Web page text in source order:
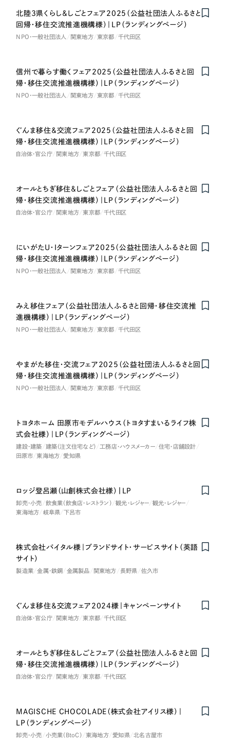
リープ・プロジェクト／マーケティング代行
SEO対策によるアクセス獲得、反響獲得などの"Webマーケティング"から、
ライン領域のマーケティングまでまるっと代行
リープ・リクルーティング／採用業務代行
求人票作成・面接など各種業務代行、採用の仕組み作り支援
カイゼンDX支援
制作実績
Works
制作実績
ブックマークしたサイト
すべて （624件）
コーポレート・企業サイト
ECサイト（オンラインショップ） （43件）
ポータルサイト・メディアサイト
キャンペーン・プロモーションサイト （12件）
ブランディング（ロゴ・印刷物）
お客様インタビュー
リープ・リクルーティング
「採用強化」を目的とした採用業務代行
プライバシーポリシー 情報セキュリティ方針
建設・建築
卸売・小売
医療・福祉
コンサルティング・調査
観光・レジャー
人材紹介・派遣
士業
自治体・官公庁
IT・インターネット
インフラ関連
不動産
物流・運送
人材サービス
色
グレー・黒色
レッド・赤色
北陸3県くらし＆しごとフェア2025（公益社団法人ふるさと
回帰・移住交流推進機構様）｜LP（ランディングページ）
NPO・一般社団法人 関東地方 東京都 千代田区
信州で暮らす働くフェア2025（公益社団法人ふるさと回
帰・移住交流推進機構様）｜LP（ランディングページ）
NPO・一般社団法人 関東地方 東京都 千代田区
ぐんま移住＆交流フェア2025（公益社団法人ふるさと回
帰・移住交流推進機構様）｜LP（ランディングページ）
自治体・官公庁 関東地方 東京都 千代田区
オールとちぎ移住＆しごとフェア（公益社団法人ふるさと回
帰・移住交流推進機構様）｜LP（ランディングページ）
自治体・官公庁 関東地方 東京都 千代田区
にいがたU・Iターンフェア2025（公益社団法人ふるさと回
帰・移住交流推進機構様）｜LP（ランディングページ）
NPO・一般社団法人 関東地方 東京都 千代田区
みえ移住フェア（公益社団法人ふるさと回帰・移住交流推
進機構様）｜LP（ランディングページ）
NPO・一般社団法人 関東地方 東京都 千代田区
やまがた移住・交流フェア2025（公益社団法人ふるさと回
帰・移住交流推進機構様）｜LP（ランディングページ）
NPO・一般社団法人 関東地方 東京都 千代田区
トヨタホーム 田原市モデルハウス（トヨタすまいるライフ株
式会社様）｜LP（ランディングページ）
建設・建築 建築（注文住宅など） 工務店・ハウスメーカー
住宅・店舗設計
田原市
東海地方 愛知県
ロッジ登呂瀬（山創株式会社様）|LP
卸売・小売 飲食業（飲食店・レストラン） 観光・レジャー
観光・レジャー
東海地方
岐阜県 下呂市
株式会社バイタル様｜ブランドサイト・サービスサイト（英語
サイト）
製造業 金属・鉄鋼 金属製品 関東地方 長野県 佐久市
ぐんま移住＆交流フェア2024様｜キャンペーンサイト
自治体・官公庁 関東地方 東京都 千代田区
オールとちぎ移住＆しごとフェア（公益社団法人ふるさと回
帰・移住交流推進機構様）｜LP（ランディングページ）
自治体・官公庁 関東地方 東京都 千代田区
Nominee
MAGISCHE CHOCOLADE（株式会社アイリス様）｜
LP（ランディングページ）
卸売・小売 小売業（BtoC） 東海地方 愛知県 北名古屋市